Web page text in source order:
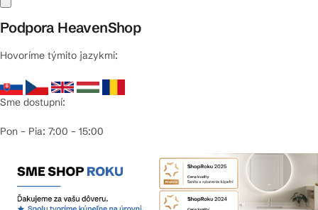
Podpora HeavenShop
Hovoríme týmito jazykmi:
Sme dostupní:
Pon – Pia: 7:00 – 15:00